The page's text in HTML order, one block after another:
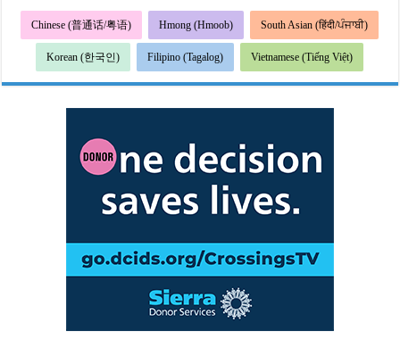
Chinese (普通话/粤语) Hmong (Hmoob) South Asian (हिंदी/ਪੰਜਾਬੀ)
Korean (한국인) Filipino (Tagalog) Vietnamese (Tiếng Việt)